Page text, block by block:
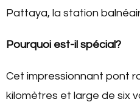
Pattaya, la station
Pourquoi est-il spécial?
Cet impressionnant pont
kilomètres et large de six